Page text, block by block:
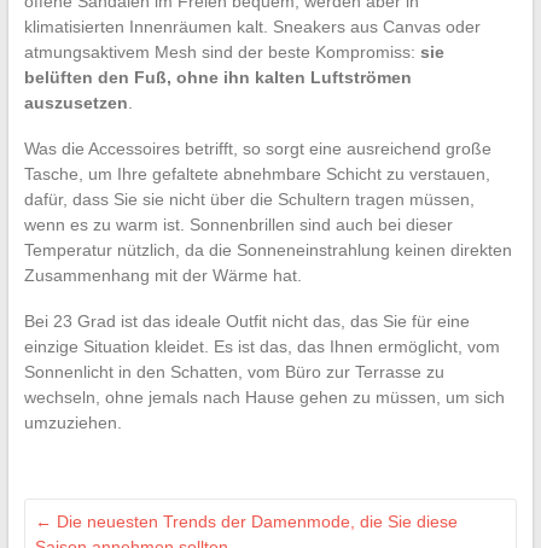
klimatisierten Innenräumen kalt. Sneakers aus Canvas oder
atmungsaktivem Mesh sind der beste Kompromiss: sie
belüften den Fuß, ohne ihn kalten Luftströmen
auszusetzen.
Was die Accessoires betrifft, so sorgt eine ausreichend große
Tasche, um Ihre gefaltete abnehmbare Schicht zu verstauen,
dafür, dass Sie sie nicht über die Schultern tragen müssen,
wenn es zu warm ist. Sonnenbrillen sind auch bei dieser
Temperatur nützlich, da die Sonneneinstrahlung keinen direkten
Zusammenhang mit der Wärme hat.
Bei 23 Grad ist das ideale Outfit nicht das, das Sie für eine
einzige Situation kleidet. Es ist das, das Ihnen ermöglicht, vom
Sonnenlicht in den Schatten, vom Büro zur Terrasse zu
wechseln, ohne jemals nach Hause gehen zu müssen, um sich
umzuziehen.
← Die neuesten Trends der Damenmode, die Sie diese